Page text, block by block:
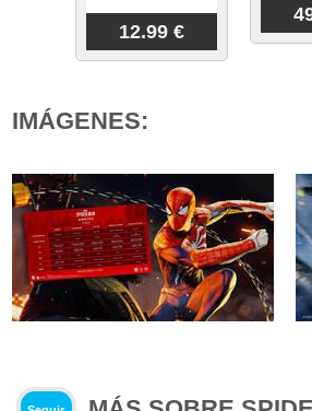
12.99 €
IMÁGENES: